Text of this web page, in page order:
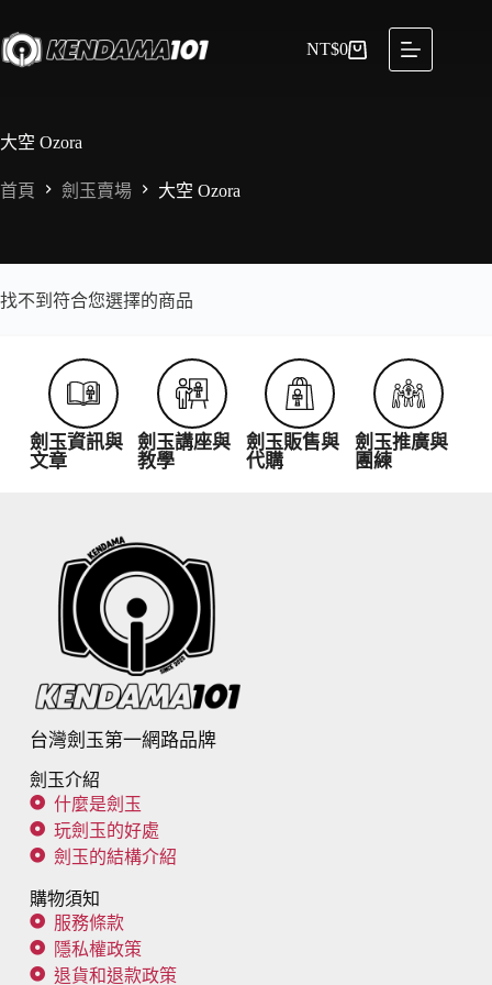
NT$0
大空 Ozora
首頁 劍玉賣場 大空 Ozora
找不到符合您選擇的商品
劍玉資訊與
文章
劍玉講座與
教學
劍玉販售與
代購
劍玉推廣與
團練
台灣劍玉第一網路品牌
劍玉介紹
什麼是劍玉
玩劍玉的好處
劍玉的結構介紹
購物須知
服務條款
隱私權政策
退貨和退款政策